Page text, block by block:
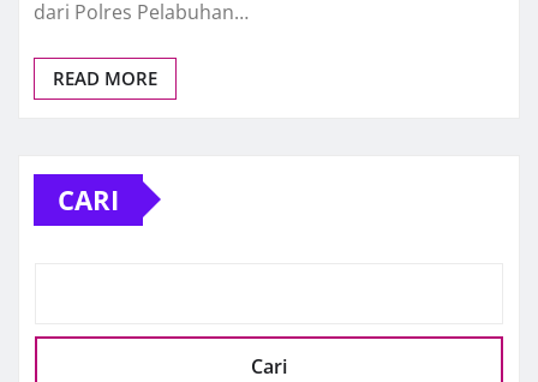
dari Polres Pelabuhan…
READ MORE
CARI
Cari